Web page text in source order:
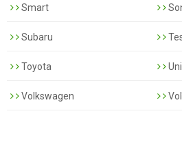
Smart
Subaru
Toyota
Volkswagen